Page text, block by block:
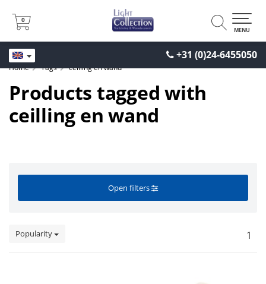
+31 (0)24-6455050
0
0
MENU
Home Tags ceilling en wand
Products tagged with
ceilling en wand
Open filters
Popularity 1